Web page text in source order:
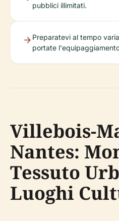
pubblici illimitati.
Preparatevi al tempo
portate
Villebois-
Nantes:
Tessuto
Luoghi